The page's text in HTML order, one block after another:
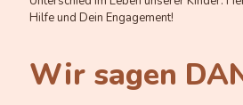
Hilfe und Dein Engagement!
Wir sagen